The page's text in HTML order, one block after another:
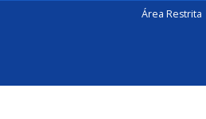
Área Restrita